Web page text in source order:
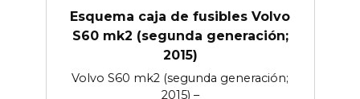
Esquema caja de fusibles Volvo
S60 mk2 (segunda generación;
2015)
Volvo S60 mk2 (segunda generación;
2015) –